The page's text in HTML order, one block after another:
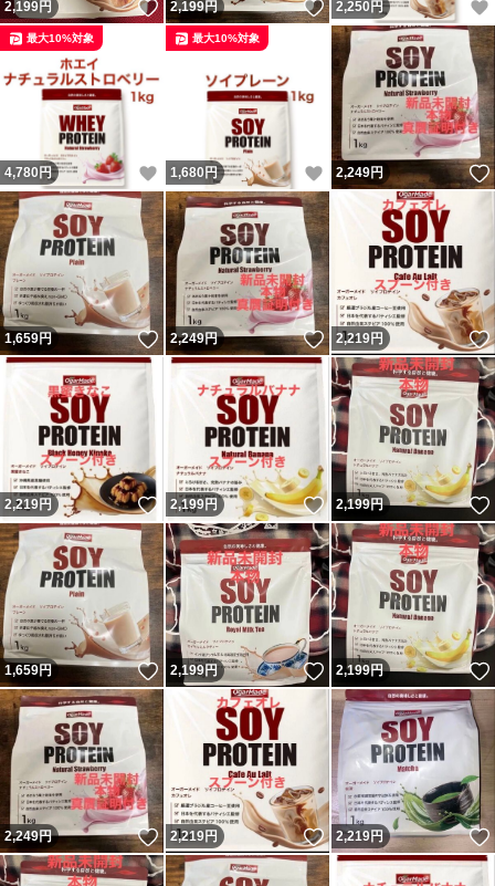
2,199円 いいね！
2,199円 いいね！
2,250 円
4,780 円 いいね！
最大10%対象
1,680 円 いいね！
最大10%対象
2,249円
1,659円 いいね！
2,249円 いいね！
2,219円
2,219円 いいね！
2,199円 いいね！
2,199円
1,659円 いいね！
2,199円 いいね！
2,199円
2,249円 いいね！
2,219円 いいね！
2,219円